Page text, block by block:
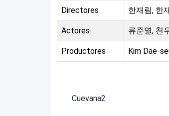
Directores 한재림, 한
Actores 류준열, 천
Productores Kim Dae-
Cuevana2